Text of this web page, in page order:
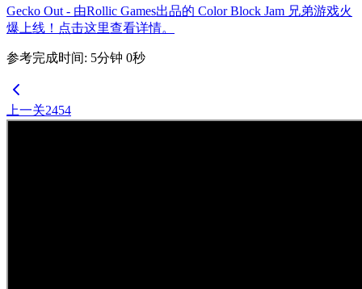
Gecko Out - 由Rollic Games出品的 Color Block Jam 兄弟游戏火
爆上线！点击这里查看详情。
参考完成时间: 5分钟 0秒
上一关2454